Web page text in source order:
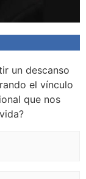
un descanso
el vínculo
que nos